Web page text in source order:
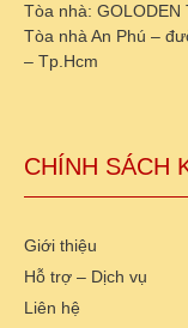
Tòa nhà: GOLODEN
Tòa nhà An Phú –
– Tp.Hcm
CHÍNH SÁCH
Giới thiệu
Hỗ trợ – Dịch vụ
Liên hệ